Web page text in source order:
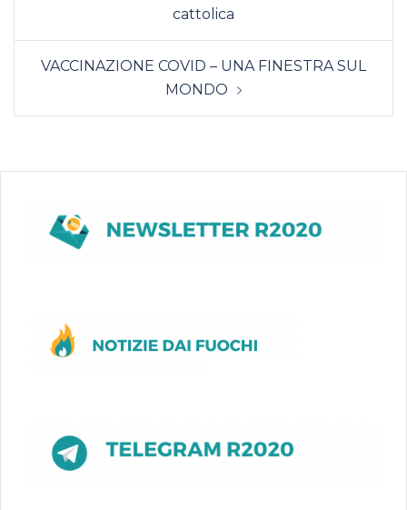
cattolica
VACCINAZIONE COVID – UNA FINESTRA SUL
MONDO